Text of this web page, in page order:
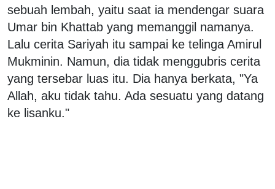
sebuah lembah, yaitu saat ia mendengar suara
Umar bin Khattab yang memanggil namanya.
Lalu cerita Sariyah itu sampai ke telinga Amirul
Mukminin. Namun, dia tidak menggubris cerita
yang tersebar luas itu. Dia hanya berkata, "Ya
Allah, aku tidak tahu. Ada sesuatu yang datang
ke lisanku."